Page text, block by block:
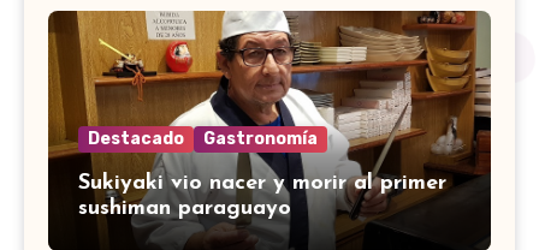
Destacado Gastronomía
Sukiyaki vio nacer y morir al primer
sushiman paraguayo